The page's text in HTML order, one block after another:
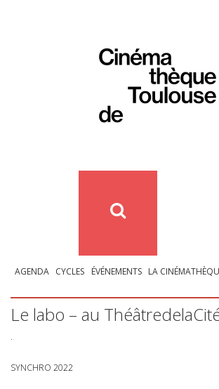
AGENDA CYCLES ÉVÉNEMENTS LA
Le labo – au
.
SYNCHRO 2022